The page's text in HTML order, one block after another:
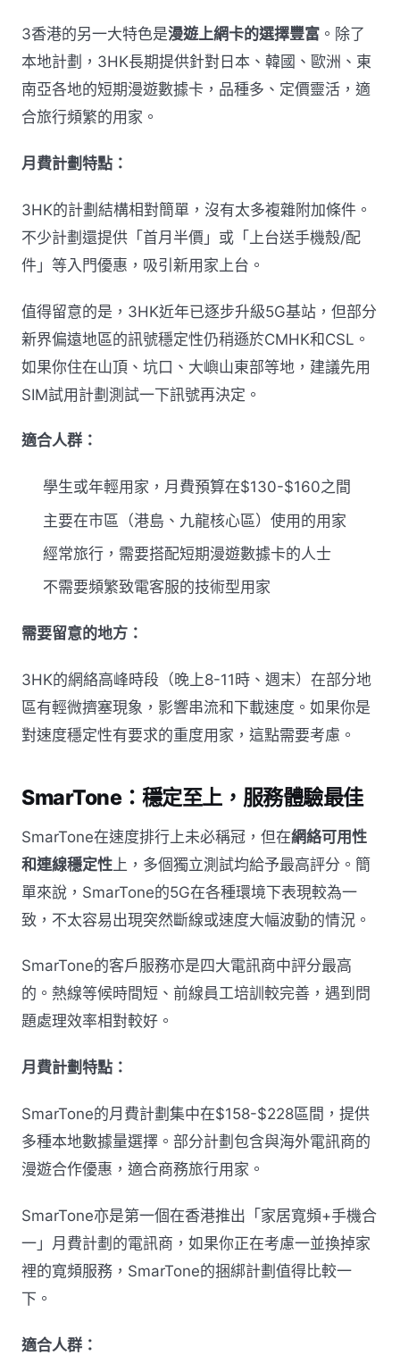
3香港的另一大特色是漫遊上網卡的選擇豐富 。除了
本地計劃，3HK長期提供針對日本、韓國、歐洲、東
南亞各地的短期漫遊數據卡，品種多、定價靈活，適
合旅行頻繁的用家。
月費計劃特點：
3HK的計劃結構相對簡單，沒有太多複雜附加條件。
不少計劃還提供「首月半價」或「上台送手機殼/配
件」等入門優惠，吸引新用家上台。
值得留意的是，3HK近年已逐步升級5G基站，但部分
新界偏遠地區的訊號穩定性仍稍遜於CMHK和CSL。
如果你住在山頂、坑口、大嶼山東部等地，建議先用
SIM試用計劃測試一下訊號再決定。
適合人群：
學生或年輕用家，月費預算在$130-$160之間
主要在市區（港島、九龍核心區）使用的用家
經常旅行，需要搭配短期漫遊數據卡的人士
不需要頻繁致電客服的技術型用家
需要留意的地方：
3HK的網絡高峰時段（晚上8-11時、週末）在部分地
區有輕微擠塞現象，影響串流和下載速度。如果你是
對速度穩定性有要求的重度用家，這點需要考慮。
SmarTone：穩定至上，服務體驗最佳
SmarTone在速度排行上未必稱冠，但在網絡可用性
和連線穩定性 上，多個獨立測試均給予最高評分。簡
單來說，SmarTone的5G在各種環境下表現較為一
致，不太容易出現突然斷線或速度大幅波動的情況。
SmarTone的客戶服務亦是四大電訊商中評分最高
的。熱線等候時間短、前線員工培訓較完善，遇到問
題處理效率相對較好。
月費計劃特點：
SmarTone的月費計劃集中在$158-$228區間，提供
多種本地數據量選擇。部分計劃包含與海外電訊商的
漫遊合作優惠，適合商務旅行用家。
SmarTone亦是第一個在香港推出「家居寬頻+手機合
一」月費計劃的電訊商，如果你正在考慮一並換掉家
裡的寬頻服務，SmarTone的捆綁計劃值得比較一
下。
適合人群：